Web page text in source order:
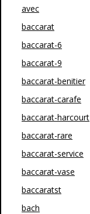
avec
baccarat
baccarat-6
baccarat-9
baccarat-benitier
baccarat-carafe
baccarat-harcourt
baccarat-rare
baccarat-service
baccarat-vase
baccaratst
bach